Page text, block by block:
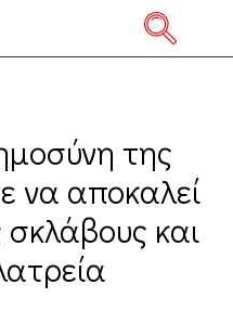
της
να αποκαλεί
και